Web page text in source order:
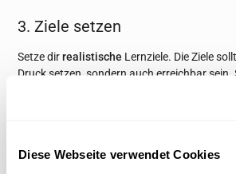
Diese Webseite verwendet Cookies
3. Ziele setzen
Setze dirrealistische Lernziele. Die Ziele
Druck setzen, sondern auch erreichbar sein.
dazu dienen, dich zu motivieren und
erreicht zu haben. Am Anfang deiner
ruhig sehr klar definiert werden.